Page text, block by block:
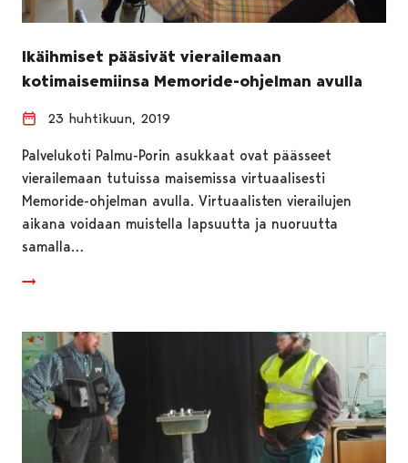
Ikäihmiset pääsivät vierailemaan
kotimaisemiinsa Memoride-ohjelman avulla
23 huhtikuun, 2019
Palvelukoti Palmu-Porin asukkaat ovat päässeet
vierailemaan tutuissa maisemissa virtuaalisesti
Memoride-ohjelman avulla. Virtuaalisten vierailujen
aikana voidaan muistella lapsuutta ja nuoruutta
samalla…